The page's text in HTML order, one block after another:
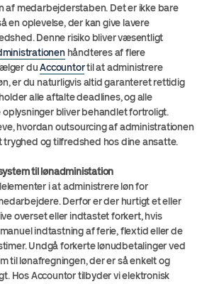
af medarbejderstaben. Det er ikke bare
en oplevelse, der kan give lavere
Denne risiko bliver væsentligt
håndteres af flere
duAccountortil at administrere
er du naturligvis altid garanteret rettidig
alle aftalte deadlines, og alle
bliver behandlet fortroligt.
hvordan outsourcing af administrationen
tryghed og tilfredshed hos dine ansatte.
til lønadministation
i at administrere løn for
Derfor er der hurtigt et eller
overset eller indtastet forkert, hvis
indtastning af ferie, flextid eller de
Undgå forkerte lønudbetalinger ved
til lønafregningen, der er så enkelt og
Hos Accountor tilbyder vi elektronisk